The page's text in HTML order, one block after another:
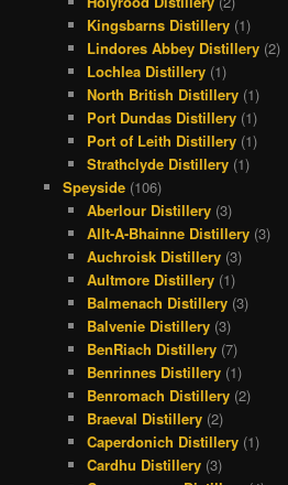
Kingsbarns Distillery (1)
Lindores Abbey Distillery (2)
Lochlea Distillery (1)
North British Distillery (1)
Port Dundas Distillery (1)
Port of Leith Distillery (1)
Strathclyde Distillery (1)
Speyside(106)
Aberlour Distillery (3)
Allt-A-Bhainne Distillery (3)
Auchroisk Distillery (3)
Aultmore Distillery (1)
Balmenach Distillery (3)
Balvenie Distillery (3)
BenRiach Distillery (7)
Benrinnes Distillery (1)
Benromach Distillery (2)
Braeval Distillery (2)
Caperdonich Distillery (1)
Cardhu Distillery (3)